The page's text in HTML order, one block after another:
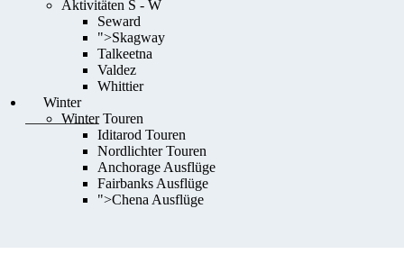
Aktivitäten S - W
Seward
">Skagway
Talkeetna
Valdez
Whittier
Winter
Winter Touren
Iditarod Touren
Nordlichter Touren
Anchorage Ausflüge
Fairbanks Ausflüge
">Chena Ausflüge